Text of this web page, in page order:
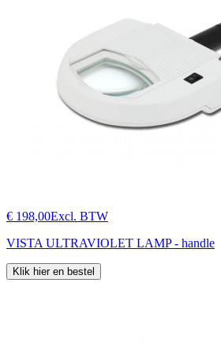
€ 198,00Excl. BTW
VISTA ULTRAVIOLET LAMP - handle
Klik hier en bestel